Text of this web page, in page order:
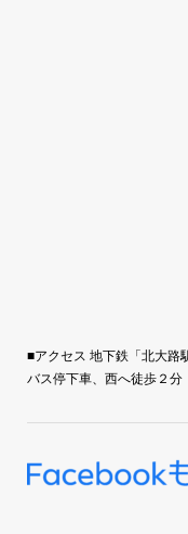
■アクセス 地下鉄「北大路
バス停下車、西へ徒歩２分